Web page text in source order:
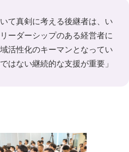
て真剣に考える後継者は、い
ーダーシップのある経営者に
活性化のキーマンとなってい
はない継続的な支援が重要」